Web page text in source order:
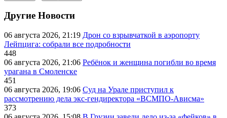
Другие Новости
06 августа 2026, 21:19 Дрон со взрывчаткой в аэропорту
Лейпцига: собрали все подробности
448
06 августа 2026, 21:06 Ребёнок и женщина погибли во время
урагана в Смоленске
451
06 августа 2026, 19:06 Суд на Урале приступил к
рассмотрению дела экс-гендиректора «ВСМПО-Ависма»
373